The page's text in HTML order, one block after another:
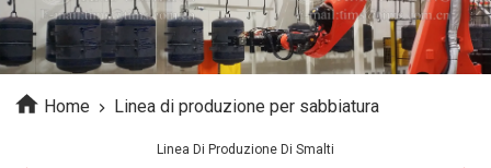
Home Linea di produzione per sabbiatura
Linea Di Produzione Di Smalti